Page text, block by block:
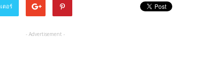
ตอร์
- Advertisement -